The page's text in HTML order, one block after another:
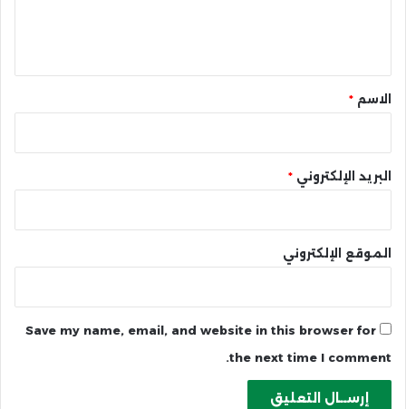
* الاسم *
البريد الإلكتروني *
الموقع الإلكتروني
Save my name, email, and website in this browser for
the next time I comment.